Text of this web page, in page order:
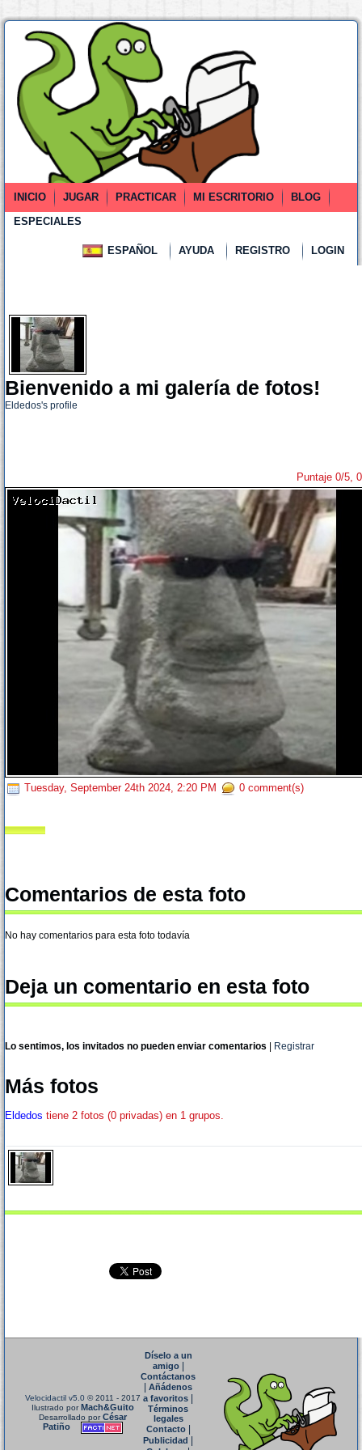
INICIO JUGAR PRACTICAR MI ESCRITORIO
BLOG
ESPECIALES
ESPAÑOL AYUDA REGISTRO LOGIN
Bienvenido a mi galería de fotos!
Eldedos's profile
Puntaje 0/5,
Tuesday, September 24th 2024, 2:20 PM 0 comment(s)
Comentarios de esta foto
No hay comentarios para esta foto todavía
Deja un comentario en esta foto
Lo sentimos, los invitados no pueden enviar comentarios Registrar
Más fotos
Eldedos tiene 2 fotos (0 privadas) en 1 grupos.
Velocidactil v5.0 © 2011 - 2017
Ilustrado porMach&Guito
Desarrollado porCésar
Patiño
Díselo a un
amigo|
Contáctanos
Añádenos
a favoritos
Términos
legales
Contacto|
Publicidad